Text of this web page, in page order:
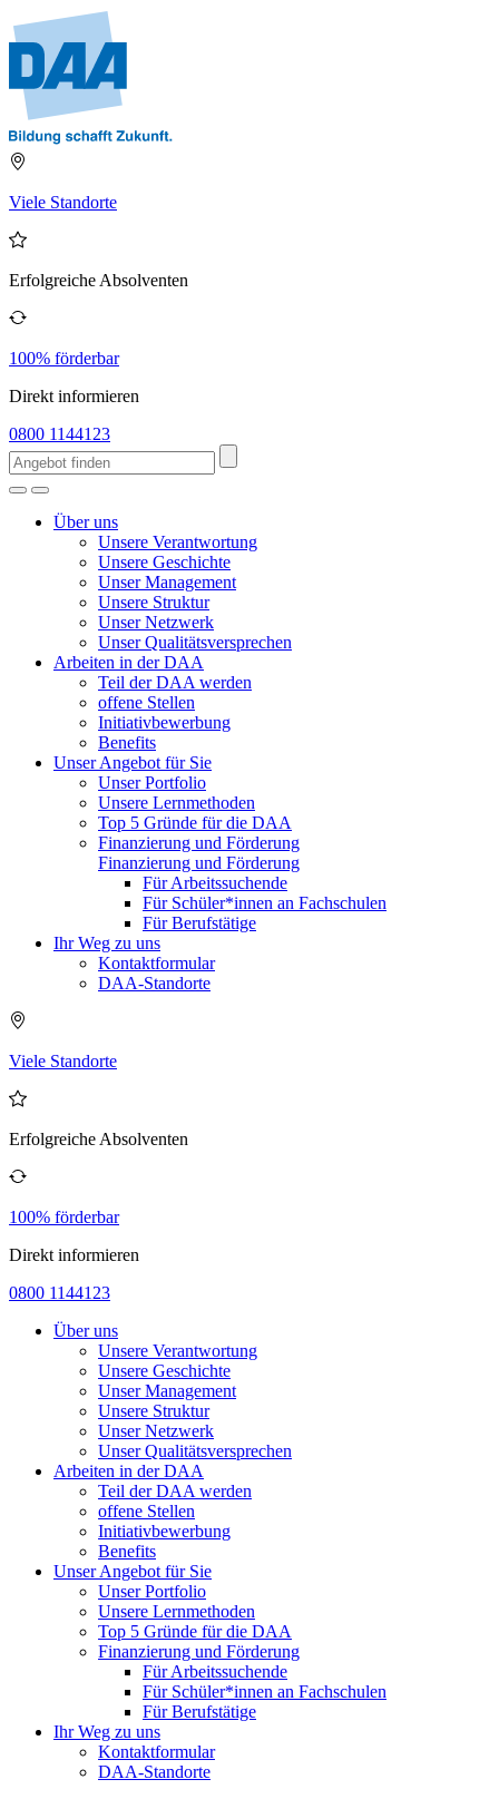
Viele Standorte
Erfolgreiche Absolventen
100% förderbar
Direkt informieren
0800 1144123
Über uns
Unsere Verantwortung
Unsere Geschichte
Unser Management
Unsere Struktur
Unser Netzwerk
Unser Qualitätsversprechen
Arbeiten in der DAA
Teil der DAA werden
offene Stellen
Initiativbewerbung
Benefits
Unser Angebot für Sie
Unser Portfolio
Unsere Lernmethoden
Top 5 Gründe für die DAA
Finanzierung und Förderung
Finanzierung und Förderung
Für Arbeitssuchende
Für Schüler*innen an Fachschulen
Für Berufstätige
Ihr Weg zu uns
Kontaktformular
DAA-Standorte
Viele Standorte
Erfolgreiche Absolventen
100% förderbar
Direkt informieren
0800 1144123
Über uns
Unsere Verantwortung
Unsere Geschichte
Unser Management
Unsere Struktur
Unser Netzwerk
Unser Qualitätsversprechen
Arbeiten in der DAA
Teil der DAA werden
offene Stellen
Initiativbewerbung
Benefits
Unser Angebot für Sie
Unser Portfolio
Unsere Lernmethoden
Top 5 Gründe für die DAA
Finanzierung und Förderung
Für Arbeitssuchende
Für Schüler*innen an Fachschulen
Für Berufstätige
Ihr Weg zu uns
Kontaktformular
DAA-Standorte